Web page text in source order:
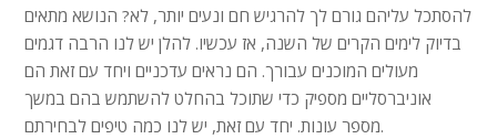
להסתכל עליהם גורם לך להרגיש חם ונעים יותר, לא? הנושא מתאים
בדיוק לימים הקרים של השנה, אז עכשיו. להלן יש לנו הרבה דגמים
מעולים המוכנים עבורך. הם נראים עדכניים ויחד עם זאת הם
אוניברסליים מספיק כדי שתוכל בהחלט להשתמש בהם במשך
מספר עונות. יחד עם זאת, יש לנו כמה טיפים לבחירתם.